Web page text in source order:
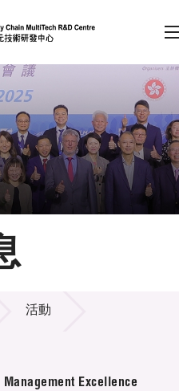
車鍵）
會員登入
A EN 繁 简
活動
Excellence